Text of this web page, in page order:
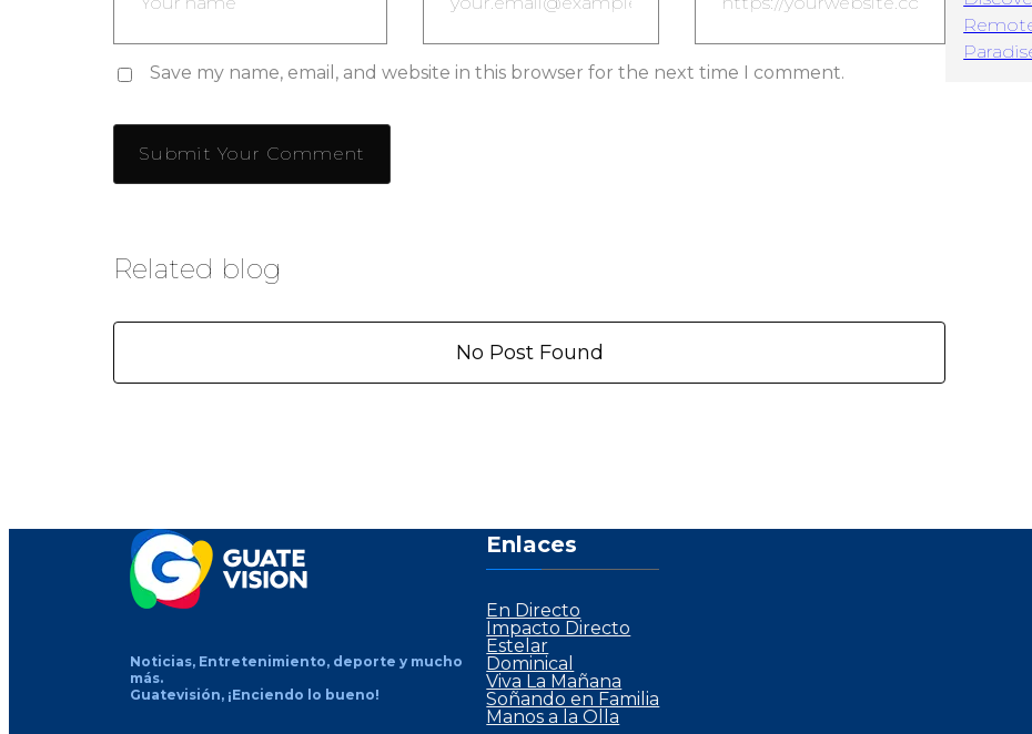
Save my name, email, and website in this browser for the next time I comment.
Related blog
No Post Found
Noticias, Entretenimiento, deporte y mucho
más.
Guatevisión, ¡Enciendo lo bueno!
Enlaces
En Directo
Impacto Directo
Estelar
Dominical
Viva La Mañana
Soñando en Familia
Manos a la Olla